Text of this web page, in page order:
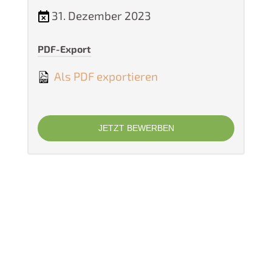
31. Dezember 2023
PDF-Export
Als PDF exportieren
JETZT BEWERBEN